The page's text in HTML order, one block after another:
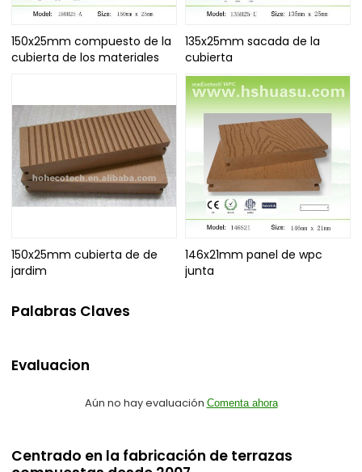
150x25mm compuesto de la
cubierta de los materiales
135x25mm sacada de la
cubierta
150x25mm cubierta de de
jardim
146x21mm panel de wpc
junta
Palabras Claves
Evaluacion
Aún no hay evaluación Comenta ahora
Centrado en la fabricación de terrazas